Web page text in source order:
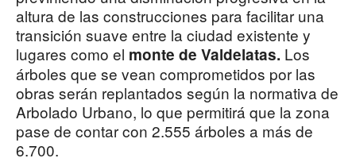
altura de las construcciones para facilitar una
transición suave entre la ciudad existente y
lugares como el monte de Valdelatas. Los
árboles que se vean comprometidos por las
obras serán replantados según la normativa de
Arbolado Urbano, lo que permitirá que la zona
pase de contar con 2.555 árboles a más de
6.700.